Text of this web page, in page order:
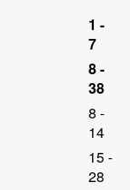
1 -
7
8 -
38
8 -
14
15 -
28